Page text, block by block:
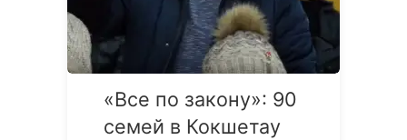
«Все по закону»: 90
семей в Кокшетау